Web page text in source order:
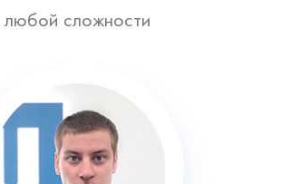
любой сложности